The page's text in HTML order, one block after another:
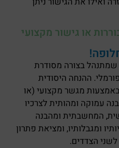
או גישור מקצועי
שמתנהל בצורה מסודרת
ההנחה היסודית
מגשר מקצועי (או
עמוקה ומהותית לצרכיו
המחשבתית ומהבנה
ומגבלותיו, ומציאת פתרון
הצדדים.